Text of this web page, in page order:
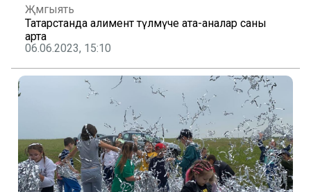
Җәмгыять
Татарстанда алимент түләмәүче ата-аналар саны
арта
06.06.2023, 15:10